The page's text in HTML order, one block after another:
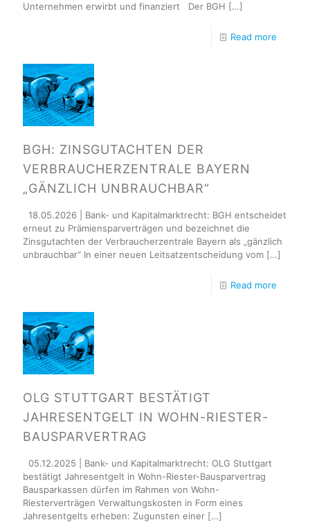
Unternehmen erwirbt und finanziert Der BGH […]
Read more
BGH: ZINSGUTACHTEN DER
VERBRAUCHERZENTRALE BAYERN
„GÄNZLICH UNBRAUCHBAR“
18.05.2026 | Bank- und Kapitalmarktrecht: BGH entscheidet
erneut zu Prämiensparverträgen und bezeichnet die
Zinsgutachten der Verbraucherzentrale Bayern als „gänzlich
unbrauchbar“ In einer neuen Leitsatzentscheidung vom […]
Read more
OLG STUTTGART BESTÄTIGT
JAHRESENTGELT IN WOHN-RIESTER-
BAUSPARVERTRAG
05.12.2025 | Bank- und Kapitalmarktrecht: OLG Stuttgart
bestätigt Jahresentgelt in Wohn-Riester-Bausparvertrag
Bausparkassen dürfen im Rahmen von Wohn-
Riesterverträgen Verwaltungskosten in Form eines
Jahresentgelts erheben: Zugunsten einer […]